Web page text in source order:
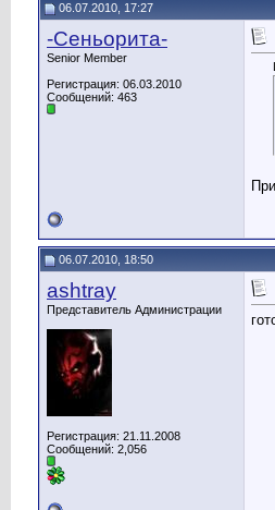
06.07.2010, 17:27
-Сеньорита-
Senior Member
Регистрация: 06.03.2010
Сообщений: 463
06.07.2010, 18:50
ashtray
Представитель Администрации
Регистрация: 21.11.2008
Сообщений: 2,056